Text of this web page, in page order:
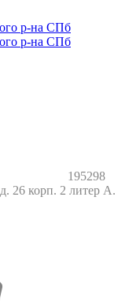
195298
26 корп. 2 литер А.